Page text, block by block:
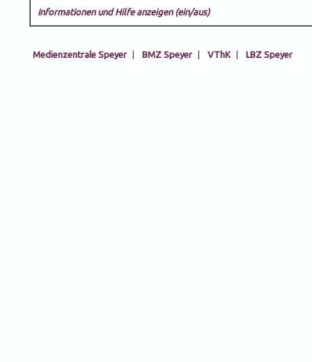
Informationen und Hilfe anzeigen (ein/aus)
Medienzentrale Speyer | BMZ Speyer | VThK | LBZ Speyer